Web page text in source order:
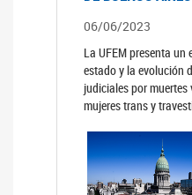
06/06/2023
La UFEM presenta
estado y la evolución
judiciales por muertes
mujeres trans y